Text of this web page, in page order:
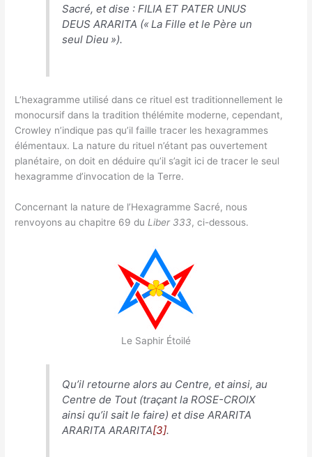
Sacré, et dise : FILIA ET PATER UNUS
DEUS ARARITA (« La Fille et le Père un
seul Dieu »).
L‘hexagramme utilisé dans ce rituel est traditionnellement le
monocursif dans la tradition thélémite moderne, cependant,
Crowley n’indique pas qu’il faille tracer les hexagrammes
élémentaux. La nature du rituel n’étant pas ouvertement
planétaire, on doit en déduire qu’il s’agit ici de tracer le seul
hexagramme d’invocation de la Terre.
Concernant la nature de l’Hexagramme Sacré, nous
renvoyons au chapitre 69 duLiber 333, ci-dessous.
Le Saphir Étoilé
Qu’il retourne alors au Centre, et ainsi, au
Centre de Tout (traçant la ROSE-CROIX
ainsi qu’il sait le faire) et dise ARARITA
ARARITA ARARITA[3].